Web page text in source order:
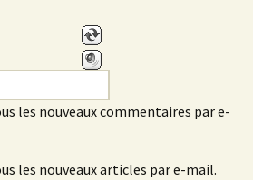
les nouveaux commentaires par e-
les nouveaux articles par e-mail.